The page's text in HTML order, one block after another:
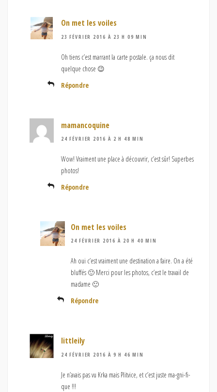
On met les voiles
23 FÉVRIER 2016 À 23 H 09 MIN
Oh tiens c’est marrant la carte postale. ça nous dit
quelque chose 😉
Répondre
mamancoquine
24 FÉVRIER 2016 À 2 H 48 MIN
Wow! Vraiment une place à découvrir, c’est sûr! Superbes
photos!
Répondre
On met les voiles
24 FÉVRIER 2016 À 20 H 40 MIN
Ah oui c’est vraiment une destination a faire. On a été
bluffés 🙂 Merci pour les photos, c’est le travail de
madame 🙂
Répondre
littleily
24 FÉVRIER 2016 À 9 H 46 MIN
Je n’avais pas vu Krka mais Plitvice, et c’est juste ma-gni-fi-
que !!!